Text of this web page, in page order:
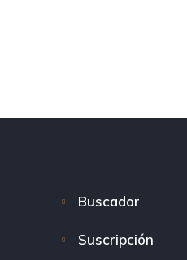
Buscador
Suscripción